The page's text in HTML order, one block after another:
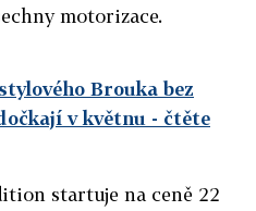
motorizace.
Brouka bez
v květnu - čtěte
startuje na ceně 22